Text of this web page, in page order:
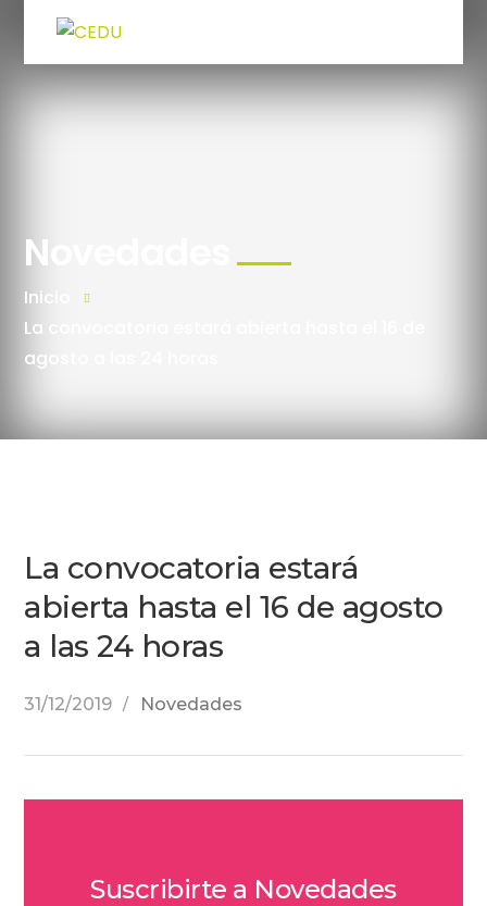
Novedades
Inicio
La convocatoria estará abierta hasta el 16 de
agosto a las 24 horas
La convocatoria estará
abierta hasta el 16 de agosto
a las 24 horas
31/12/2019 Novedades
Suscribirte a Novedades